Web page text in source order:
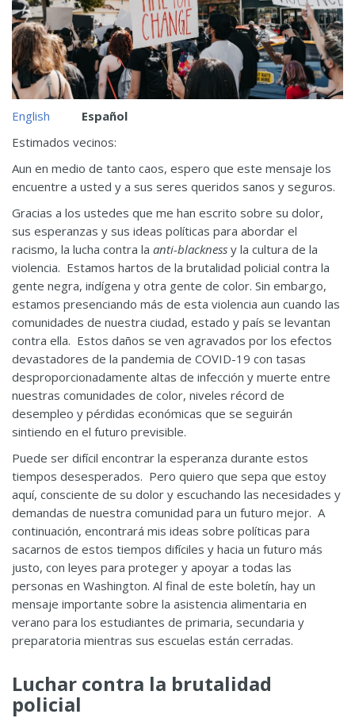
English
Español
Estimados vecinos:
Aun en medio de tanto caos, espero que este mensaje los
encuentre a usted y a sus seres queridos sanos y seguros.
Gracias a los ustedes que me han escrito sobre su dolor,
sus esperanzas y sus ideas políticas para abordar el
racismo, la lucha contra la anti-blackness y la cultura de la
violencia. Estamos hartos de la brutalidad policial contra la
gente negra, indígena y otra gente de color. Sin embargo,
estamos presenciando más de esta violencia aun cuando las
comunidades de nuestra ciudad, estado y país se levantan
contra ella. Estos daños se ven agravados por los efectos
devastadores de la pandemia de COVID-19 con tasas
desproporcionadamente altas de infección y muerte entre
nuestras comunidades de color, niveles récord de
desempleo y pérdidas económicas que se seguirán
sintiendo en el futuro previsible.
Puede ser difícil encontrar la esperanza durante estos
tiempos desesperados. Pero quiero que sepa que estoy
aquí, consciente de su dolor y escuchando las necesidades y
demandas de nuestra comunidad para un futuro mejor. A
continuación, encontrará mis ideas sobre políticas para
sacarnos de estos tiempos difíciles y hacia un futuro más
justo, con leyes para proteger y apoyar a todas las
personas en Washington. Al final de este boletín, hay un
mensaje importante sobre la asistencia alimentaria en
verano para los estudiantes de primaria, secundaria y
preparatoria mientras sus escuelas están cerradas.
Luchar contra la brutalidad
policial